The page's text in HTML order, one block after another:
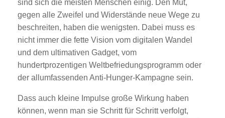
sind sich die meisten Menschen einig. Den Mut,
gegen alle Zweifel und Widerstände neue Wege zu
beschreiten, haben die wenigsten. Dabei muss es
nicht immer die fette Vision vom digitalen Wandel
und dem ultimativen Gadget, vom
hundertprozentigen Weltbefriedungsprogramm oder
der allumfassenden Anti-Hunger-Kampagne sein.
Dass auch kleine Impulse große Wirkung haben
können, wenn man sie Schritt für Schritt verfolgt,